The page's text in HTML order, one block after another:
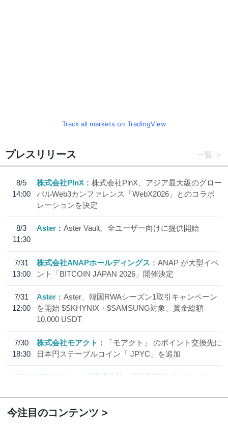
Track all markets on TradingView
プレスリリース 一覧
8/5
14:00
株式会社PlnX
株式会社PlnX、アジア最大級のグロー
バルWeb3カンファレンス「WebX2026」とのコラボ
レーションを決定
8/3
11:30
Aster Aster Vault、全ユーザー向けに提供開始
7/31
13:00
株式会社ANAPホールディングス
ANAP が大型イベ
ント「BITCOIN JAPAN 2026」開催決定
7/31
12:00
Aster
Aster、韓国RWAシーズン1取引キャンペーン
を開始 $SKHYNIX・$SAMSUNG対象、賞金総額
10,000 USDT
7/30
18:30
株式会社モアクト
「モアクト」 のポイント交換先に
日本円ステーブルコイン「 JPYC」を追加
7/29
SBI VCトレード株式会社
信託型円建てステーブル
今注目のコンテンツ